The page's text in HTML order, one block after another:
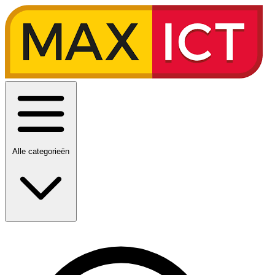
Alle categorieën